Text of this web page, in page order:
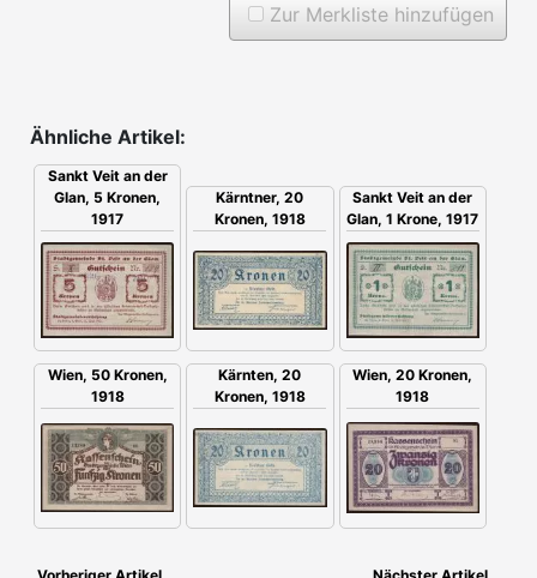
Zur Merkliste hinzufügen
Ähnliche Artikel:
Sankt Veit an der
Glan, 5 Kronen,
1917
Kärntner, 20
Kronen, 1918
Sankt Veit an der
Glan, 1 Krone, 1917
Wien, 50 Kronen,
1918
Kärnten, 20
Kronen, 1918
Wien, 20 Kronen,
1918